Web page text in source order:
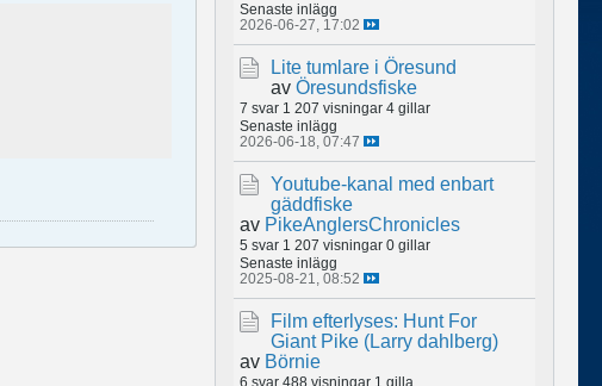
Senaste inlägg
2026-06-27, 17:02
Lite tumlare i Öresund
av Öresundsfiske
7 svar 1 207 visningar 4 gillar
Senaste inlägg
2026-06-18, 07:47
Youtube-kanal med enbart
gäddfiske
av PikeAnglersChronicles
5 svar 1 207 visningar 0 gillar
Senaste inlägg
2025-08-21, 08:52
Film efterlyses: Hunt For
Giant Pike (Larry dahlberg)
av Börnie
6 svar 488 visningar 1 gilla